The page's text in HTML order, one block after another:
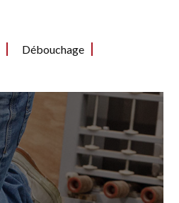
Débouchage